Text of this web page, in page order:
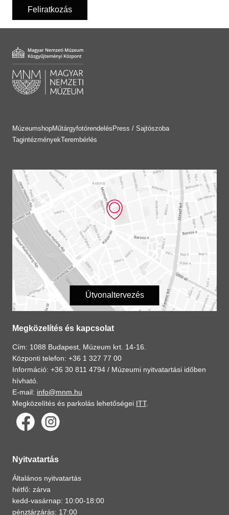
Feliratkozás
MúzeumshopMűtárgyfotórendelésPress / Sajtószoba
TagintézményekTerembérlés
Útvonaltervezés
Megközelítés és kapcsolat
Cím: 1088 Budapest, Múzeum krt. 14-16.
Központi telefon: +36 1 327 77 00
Információ: +36 30 811 4794 / Múzeumi nyitvatartási időben
hívható.
E-mail: info@mnm.hu
Megközelítés és parkolás lehetőségei ITT.
Nyitvatartás
Általános nyitvatartás
hétfő: zárva
kedd-vasárnap: 10:00-18:00
pénztárzárás: 17:00